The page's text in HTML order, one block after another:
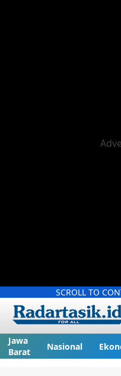
SCROLL TO
Jawa
Barat
Nasional